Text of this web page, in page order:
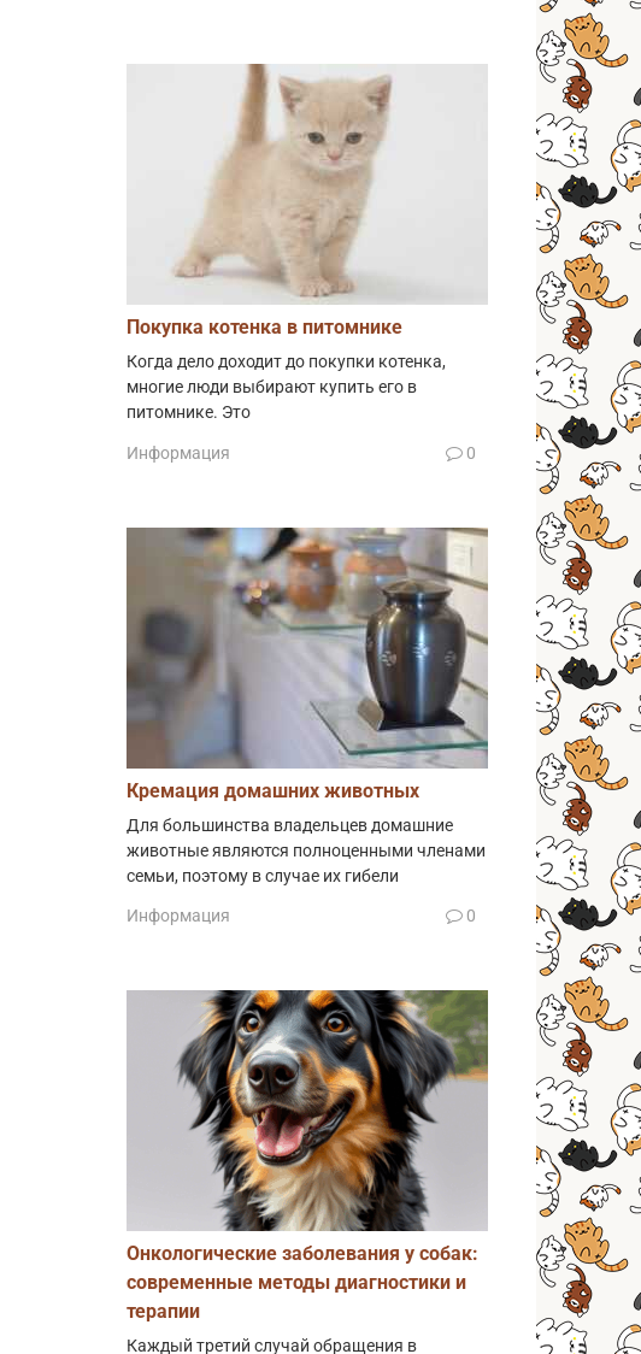
Покупка котенка в питомнике
Когда дело доходит до покупки котенка,
многие люди выбирают купить его в
питомнике. Это
Информация 0
Кремация домашних животных
Для большинства владельцев домашние
животные являются полноценными членами
семьи, поэтому в случае их гибели
Информация 0
Онкологические заболевания у собак:
современные методы диагностики и
терапии
Каждый третий случай обращения в